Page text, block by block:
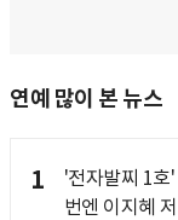
연예 많이 본 뉴스
1
'전자발찌 1호'
번엔 이지혜